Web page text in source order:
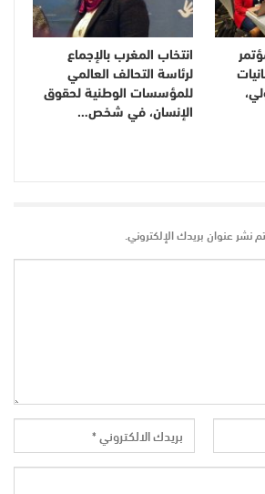
انتخاب المغرب بالإجماع
لرئاسة التحالف العالمي
للمؤسسات الوطنية لحقوق
الإنسان، في شخص…
نشر عنوان بريدك الإلكتروني.